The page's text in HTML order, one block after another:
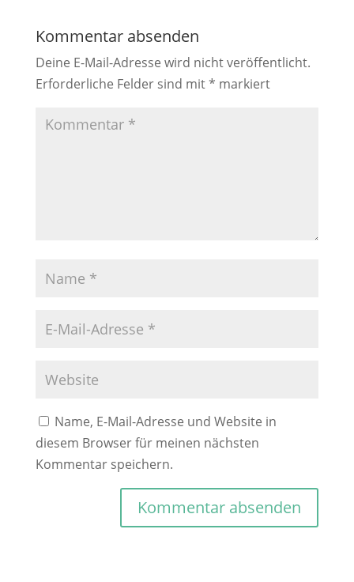
Kommentar absenden
Deine E-Mail-Adresse wird nicht veröffentlicht.
Erforderliche Felder sind mit* markiert
Name, E-Mail-Adresse und Website in
diesem Browser für meinen nächsten
Kommentar speichern.